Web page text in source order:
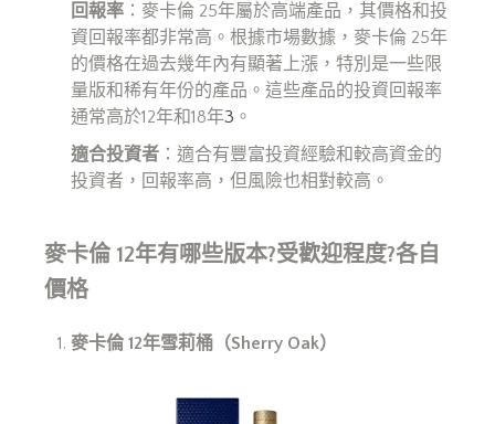
回報率 ：麥卡倫 25年屬於高端產品，其價格和投
資回報率都非常高。根據市場數據，麥卡倫 25年
的價格在過去幾年內有顯著上漲，特別是一些限
量版和稀有年份的產品。這些產品的投資回報率
通常高於12年和18年3 。
適合投資者 ：適合有豐富投資經驗和較高資金的
投資者，回報率高，但風險也相對較高。
麥卡倫 12年有哪些版本?受歡迎程度?各自
價格
麥卡倫 12年雪莉桶（Sherry Oak）